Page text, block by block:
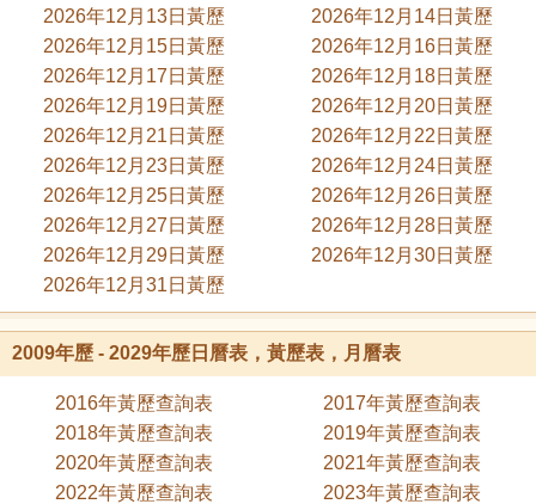
2026年12月13日黃歷
2026年12月14日黃歷
2026年12月15日黃歷
2026年12月16日黃歷
2026年12月17日黃歷
2026年12月18日黃歷
2026年12月19日黃歷
2026年12月20日黃歷
2026年12月21日黃歷
2026年12月22日黃歷
2026年12月23日黃歷
2026年12月24日黃歷
2026年12月25日黃歷
2026年12月26日黃歷
2026年12月27日黃歷
2026年12月28日黃歷
2026年12月29日黃歷
2026年12月30日黃歷
2026年12月31日黃歷
2009年歷 - 2029年歷日曆表，黃歷表，月曆表
2016年黃歷查詢表
2017年黃歷查詢表
2018年黃歷查詢表
2019年黃歷查詢表
2020年黃歷查詢表
2021年黃歷查詢表
2022年黃歷查詢表
2023年黃歷查詢表